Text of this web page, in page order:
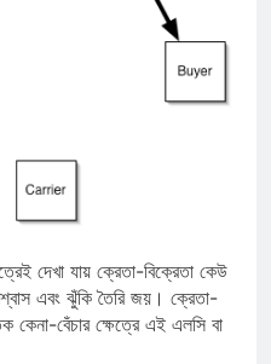
দেখা যায় ক্রেতা-বিক্রেতা কেউ
এবং ঝুঁকি তৈরি জয়। ক্রেতা-
কেনা-বেঁচার ক্ষেত্রে এই এলসি বা